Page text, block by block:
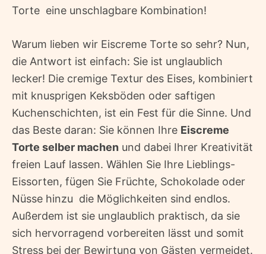
Torte  eine unschlagbare Kombination!
Warum lieben wir Eiscreme Torte so sehr? Nun,
die Antwort ist einfach: Sie ist unglaublich
lecker! Die cremige Textur des Eises, kombiniert
mit knusprigen Keksböden oder saftigen
Kuchenschichten, ist ein Fest für die Sinne. Und
das Beste daran: Sie können Ihre Eiscreme
Torte selber machen und dabei Ihrer Kreativität
freien Lauf lassen. Wählen Sie Ihre Lieblings-
Eissorten, fügen Sie Früchte, Schokolade oder
Nüsse hinzu  die Möglichkeiten sind endlos.
Außerdem ist sie unglaublich praktisch, da sie
sich hervorragend vorbereiten lässt und somit
Stress bei der Bewirtung von Gästen vermeidet.